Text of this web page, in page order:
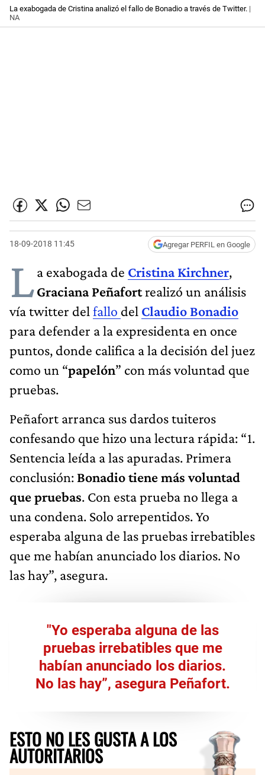
La exabogada de Cristina analizó el fallo de Bonadio a través de Twitter. |
NA
18-09-2018 11:45 Agregar PERFIL en Google
La exabogada de Cristina Kirchner,
Graciana Peñafortrealizó un análisis
vía twitter del fallo del Claudio Bonadio
para defender a la expresidenta en once
puntos, donde califica a la decisión del juez
como un “papelón” con más voluntad que
pruebas.
Peñafort arranca sus dardos tuiteros
confesando que hizo una lectura rápida: “1.
Sentencia leída a las apuradas. Primera
conclusión: Bonadio tiene más voluntad
que pruebas. Con esta prueba no llega a
una condena. Solo arrepentidos. Yo
esperaba alguna de las pruebas irrebatibles
que me habían anunciado los diarios. No
las hay”, asegura.
"Yo esperaba alguna de las
pruebas irrebatibles que me
habían anunciado los diarios.
No las hay”, asegura Peñafort.
ESTO NO LES GUSTA A LOS
AUTORITARIOS